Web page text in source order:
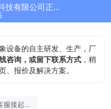
山东天合环境科技有限公司正在为您服务
设备的自主研发、生产，厂
咨询，或留下联系方式 ，稍
、报价及解决方案。
服接起...